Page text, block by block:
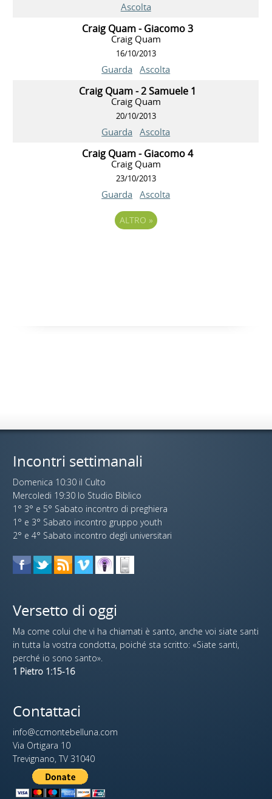
Ascolta
Craig Quam - Giacomo 3
Craig Quam
16/10/2013
Guarda Ascolta
Craig Quam - 2 Samuele 1
Craig Quam
20/10/2013
Guarda Ascolta
Craig Quam - Giacomo 4
Craig Quam
23/10/2013
Guarda Ascolta
ALTRO »
Incontri settimanali
Domenica 10:30 il Culto
Mercoledi 19:30 lo Studio Biblico
1° 3° e 5° Sabato incontro di preghiera
1° e 3° Sabato incontro gruppo youth
2° e 4° Sabato incontro degli universitari
Versetto di oggi
Ma come colui che vi ha chiamati è santo, anche voi siate santi
in tutta la vostra condotta, poiché sta scritto: «Siate santi,
perché io sono santo».
1 Pietro 1:15-16
Contattaci
info@ccmontebelluna.com
Via Ortigara 10
Trevignano, TV 31040